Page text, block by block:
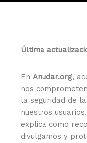
Última
EnAnudar.org,
nos
la seguridad de
nuestros
explica cómo
divulgamos y